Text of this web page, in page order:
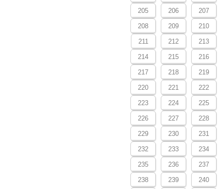
205 206 207
208 209 210
211 212 213
214 215 216
217 218 219
220 221 222
223 224 225
226 227 228
229 230 231
232 233 234
235 236 237
238 239 240